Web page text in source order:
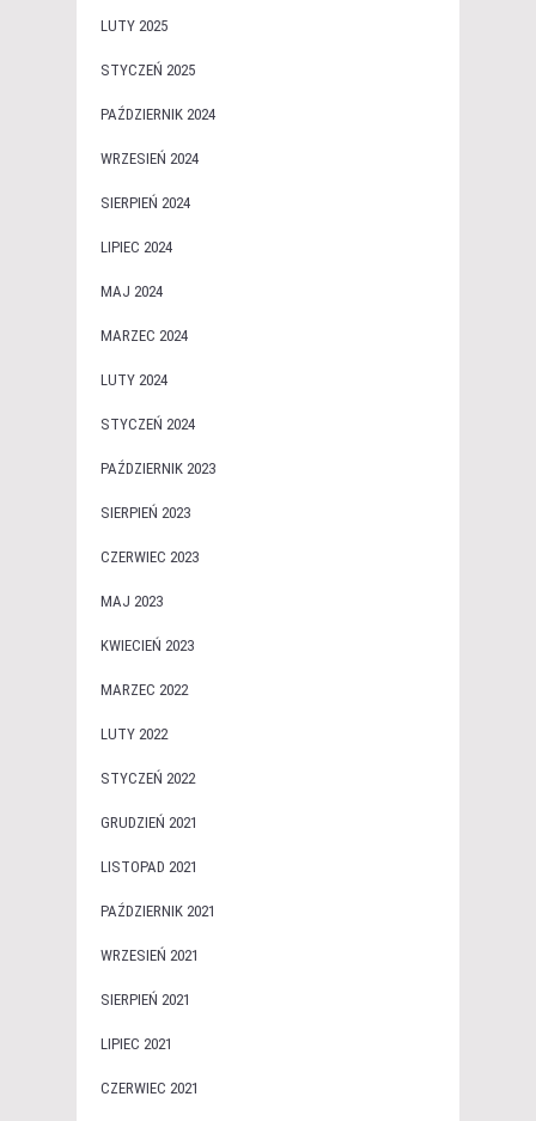
LUTY 2025
STYCZEŃ 2025
PAŹDZIERNIK 2024
WRZESIEŃ 2024
SIERPIEŃ 2024
LIPIEC 2024
MAJ 2024
MARZEC 2024
LUTY 2024
STYCZEŃ 2024
PAŹDZIERNIK 2023
SIERPIEŃ 2023
CZERWIEC 2023
MAJ 2023
KWIECIEŃ 2023
MARZEC 2022
LUTY 2022
STYCZEŃ 2022
GRUDZIEŃ 2021
LISTOPAD 2021
PAŹDZIERNIK 2021
WRZESIEŃ 2021
SIERPIEŃ 2021
LIPIEC 2021
CZERWIEC 2021